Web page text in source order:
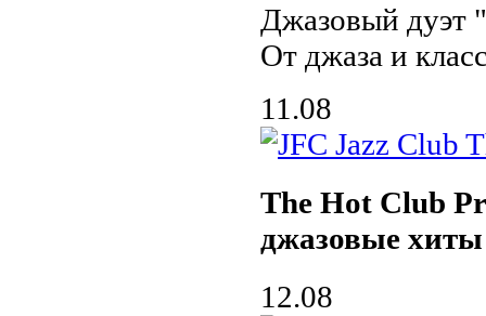
Джазовый
От джаза и
11.08
The Hot Club
джазовые хиты
12.08